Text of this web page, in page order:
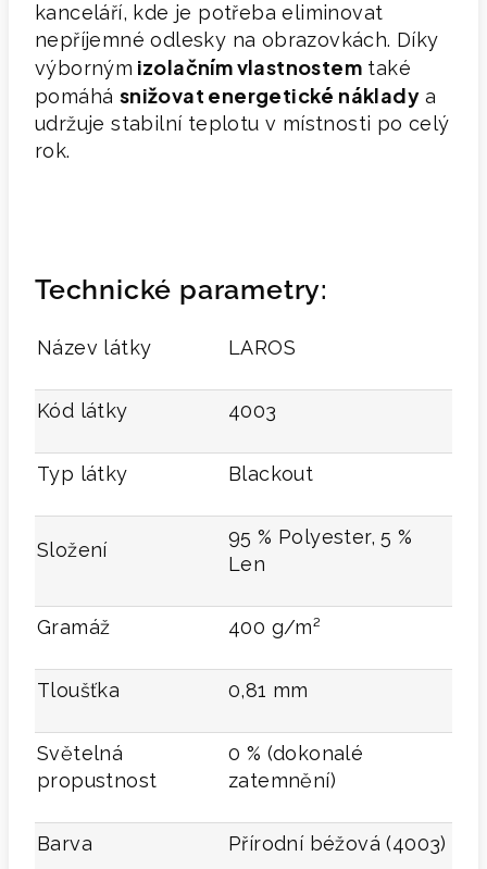
kanceláří, kde je potřeba eliminovat
nepříjemné odlesky na obrazovkách. Díky
výborným izolačním vlastnostem také
pomáhá snižovat energetické náklady a
udržuje stabilní teplotu v místnosti po celý
rok.
Technické parametry:
Název látky LAROS
Kód látky 4003
Typ látky Blackout
Složení
95 % Polyester, 5 %
Len
Gramáž 400 g/m²
Tloušťka 0,81 mm
Světelná
propustnost
0 % (dokonalé
zatemnění)
Barva Přírodní béžová (4003)